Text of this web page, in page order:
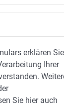
erklären Sie
Ihrer
Sie hier auch